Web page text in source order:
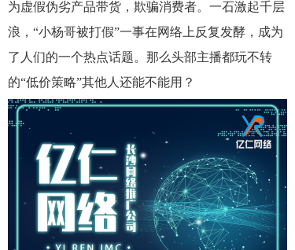
为虚假伪劣产品带货，欺骗消费者。一石激起千层
浪，“小杨哥被打假”一事在网络上反复发酵，成为
了人们的一个热点话题。那么头部主播都玩不转
的“低价策略”其他人还能不能用？